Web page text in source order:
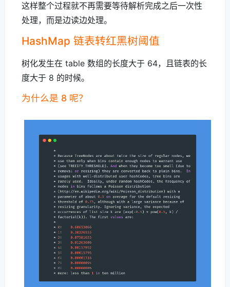
这样整个过程就不再需要等待解析完成之后一次性
处理，而是边读边处理。
HashMap 链表转红黑树阈值
树化发生在 table 数组的长度大于 64，且链表的长
度大于 8 的时候。
为什么是 8 呢？